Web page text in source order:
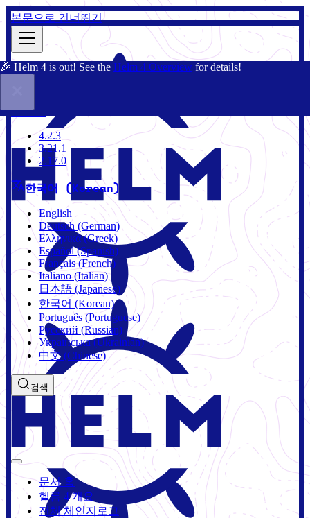
본문으로 건너뛰기
🎉 Helm 4 is out! See the Helm 4 Overview for details!
4.2.3
4.2.3
3.21.1
2.17.0
한국어 (Korean)
English
Deutsch (German)
Ελληνικά (Greek)
Español (Spanish)
Français (French)
Italiano (Italian)
日本語 (Japanese)
한국어 (Korean)
Português (Portuguese)
Русский (Russian)
Українська (Ukrainian)
中文 (Chinese)
검색
문서 홈
헬름 4 개요
전체 체인지로그